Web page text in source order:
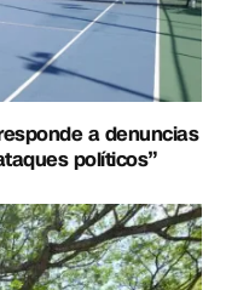
a denuncias
políticos”